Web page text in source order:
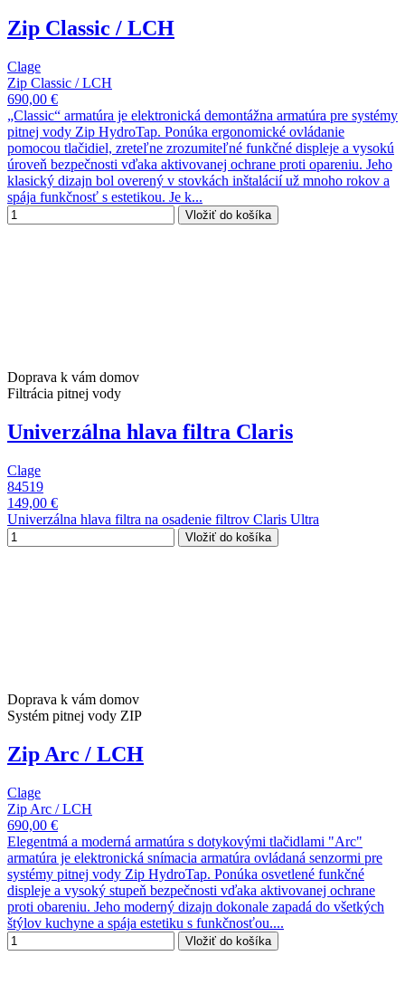
Zip Classic / LCH
Clage
Zip Classic / LCH
690,00 €
„Classic“ armatúra je elektronická demontážna armatúra pre systémy
pitnej vody Zip HydroTap. Ponúka ergonomické ovládanie
pomocou tlačidiel, zreteľne zrozumiteľné funkčné displeje a vysokú
úroveň bezpečnosti vďaka aktivovanej ochrane proti opareniu. Jeho
klasický dizajn bol overený v stovkách inštalácií už mnoho rokov a
spája funkčnosť s estetikou. Je k...
Vložiť do košíka
Doprava k vám domov
Filtrácia pitnej vody
Univerzálna hlava filtra Claris
Clage
84519
149,00 €
Univerzálna hlava filtra na osadenie filtrov Claris Ultra
Vložiť do košíka
Doprava k vám domov
Systém pitnej vody ZIP
Zip Arc / LCH
Clage
Zip Arc / LCH
690,00 €
Elegentmá a moderná armatúra s dotykovými tlačidlami "Arc"
armatúra je elektronická snímacia armatúra ovládaná senzormi pre
systémy pitnej vody Zip HydroTap. Ponúka osvetlené funkčné
displeje a vysoký stupeň bezpečnosti vďaka aktivovanej ochrane
proti obareniu. Jeho moderný dizajn dokonale zapadá do všetkých
štýlov kuchyne a spája estetiku s funkčnosťou....
Vložiť do košíka